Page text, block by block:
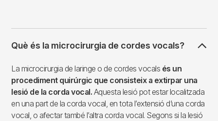
Què és la microcirurgia de cordes vocals?
La microcirurgia de laringe o de cordes vocals és un
procediment quirúrgic que consisteix a extirpar una
lesió de la corda vocal. Aquesta lesió pot estar localitzada
en una part de la corda vocal, en tota l’extensió d’una corda
vocal, o afectar també l’altra corda vocal. Segons si la lesió